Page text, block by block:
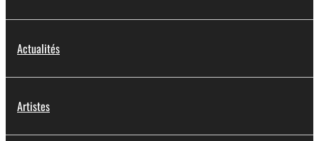
Actualités
Artistes